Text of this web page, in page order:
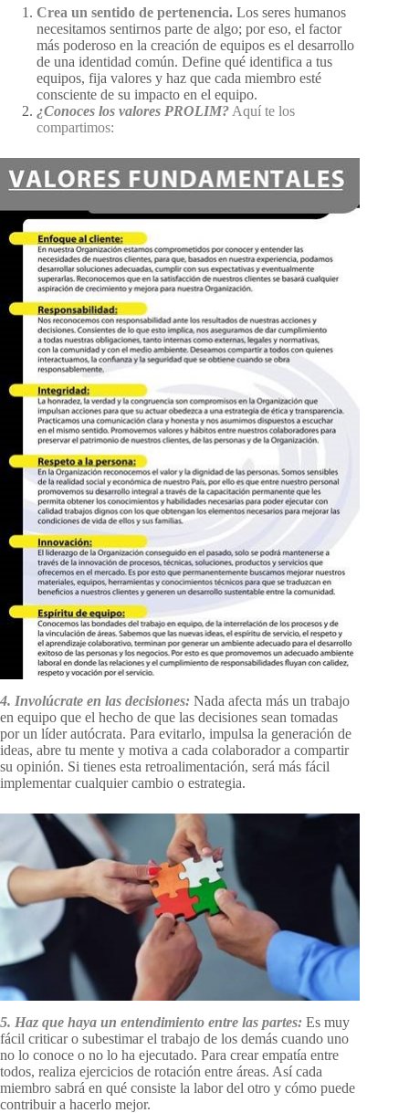
Crea un sentido de pertenencia. Los seres humanos
necesitamos sentirnos parte de algo; por eso, el factor
más poderoso en la creación de equipos es el desarrollo
de una identidad común. Define qué identifica a tus
equipos, fija valores y haz que cada miembro esté
consciente de su impacto en el equipo.
¿Conoces los valores PROLIM? Aquí te los
compartimos:
4. Involúcrate en las decisiones: Nada afecta más un trabajo
en equipo que el hecho de que las decisiones sean tomadas
por un líder autócrata. Para evitarlo, impulsa la generación de
ideas, abre tu mente y motiva a cada colaborador a compartir
su opinión. Si tienes esta retroalimentación, será más fácil
implementar cualquier cambio o estrategia.
5. Haz que haya un entendimiento entre las partes: Es muy
fácil criticar o subestimar el trabajo de los demás cuando uno
no lo conoce o no lo ha ejecutado. Para crear empatía entre
todos, realiza ejercicios de rotación entre áreas. Así cada
miembro sabrá en qué consiste la labor del otro y cómo puede
contribuir a hacerlo mejor.